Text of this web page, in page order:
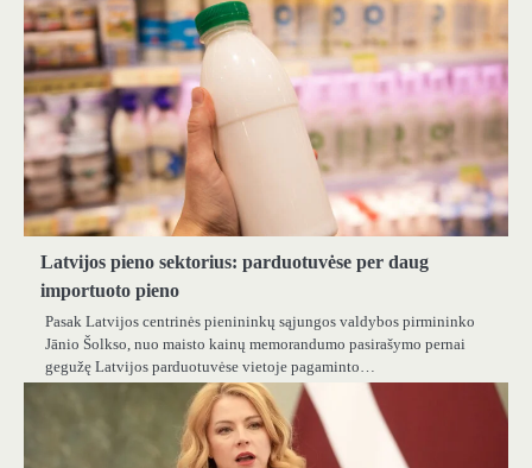
Latvijos pieno sektorius: parduotuvėse per daug
importuoto pieno
Pasak Latvijos centrinės pienininkų sąjungos valdybos pirmininko
Jānio Šolkso, nuo maisto kainų memorandumo pasirašymo pernai
gegužę Latvijos parduotuvėse vietoje pagaminto…